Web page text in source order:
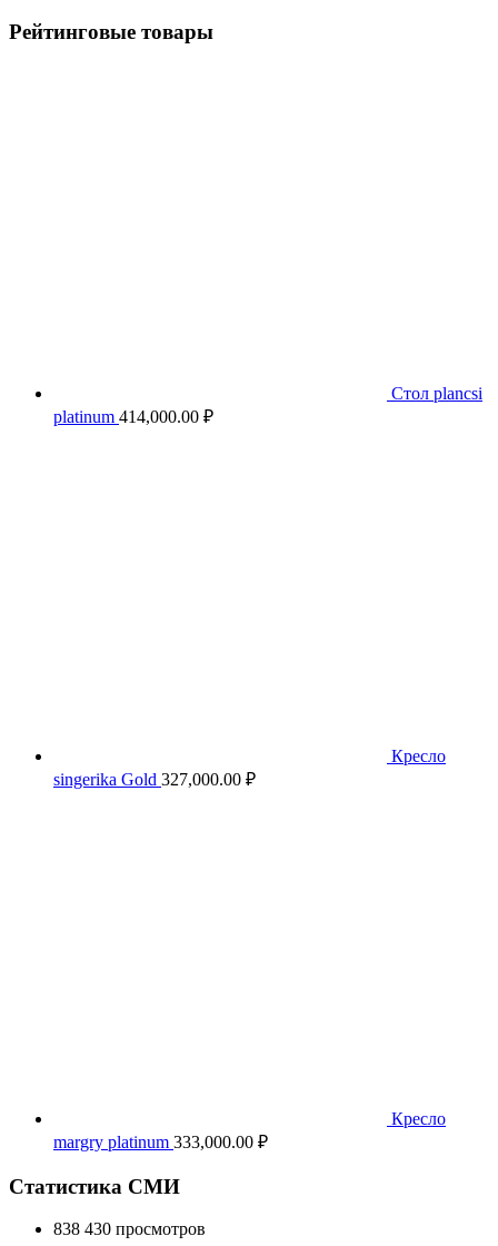
Рейтинговые товары
Стол plancsi
platinum 414,000.00 ₽
Кресло
singerika Gold 327,000.00 ₽
Кресло
margry platinum 333,000.00 ₽
Статистика СМИ
838 430 просмотров